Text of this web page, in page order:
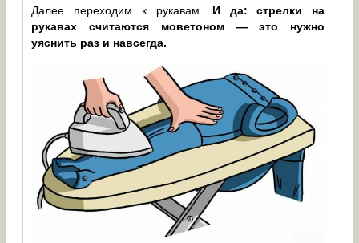
Далее переходим к рукавам. И да: стрелки на
рукавах считаются моветоном — это нужно
уяснить раз и навсегда.